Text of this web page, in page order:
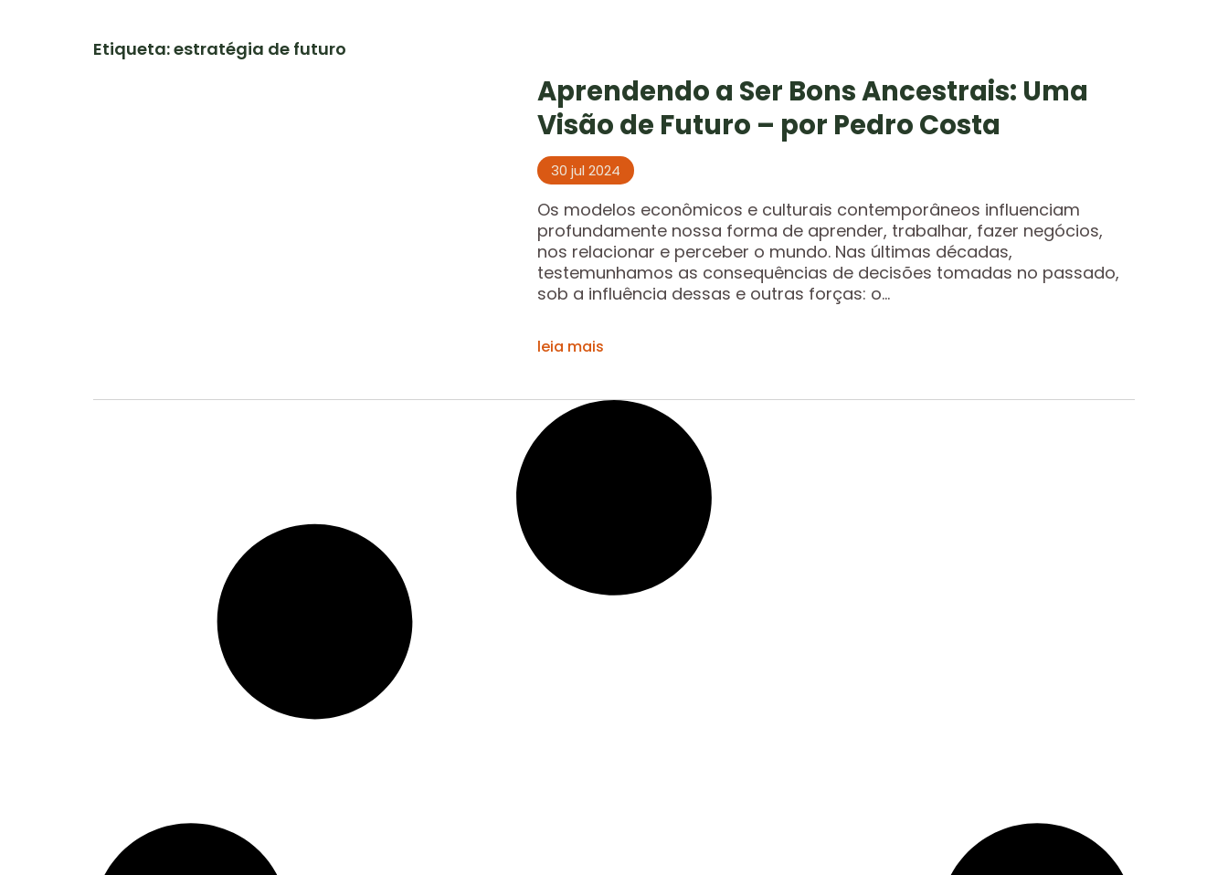
Etiqueta: estratégia de futuro
Aprendendo a Ser Bons Ancestrais: Uma
Visão de Futuro – por Pedro Costa
30 jul 2024
Os modelos econômicos e culturais contemporâneos influenciam
profundamente nossa forma de aprender, trabalhar, fazer negócios,
nos relacionar e perceber o mundo. Nas últimas décadas,
testemunhamos as consequências de decisões tomadas no passado,
sob a influência dessas e outras forças: o...
leia mais